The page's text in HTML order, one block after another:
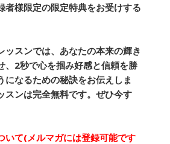
者様限定の限定特典をお受けする
スンでは、あなたの本来の輝き
、2秒で心を掴み好感と信頼を勝
になるための秘訣をお伝えしま
スンは完全無料です。ぜひ今す
いて(メルマガには登録可能です